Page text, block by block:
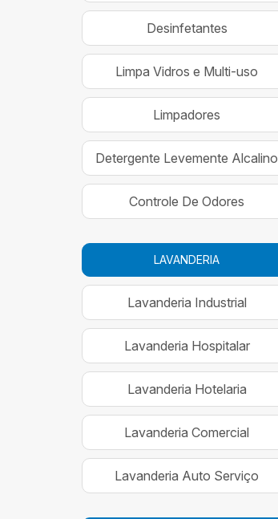
Desinfetantes
Limpa Vidros e Multi-uso
Limpadores
Detergente Levemente Alcalino
Controle De Odores
LAVANDERIA
Lavanderia Industrial
Lavanderia Hospitalar
Lavanderia Hotelaria
Lavanderia Comercial
Lavanderia Auto Serviço